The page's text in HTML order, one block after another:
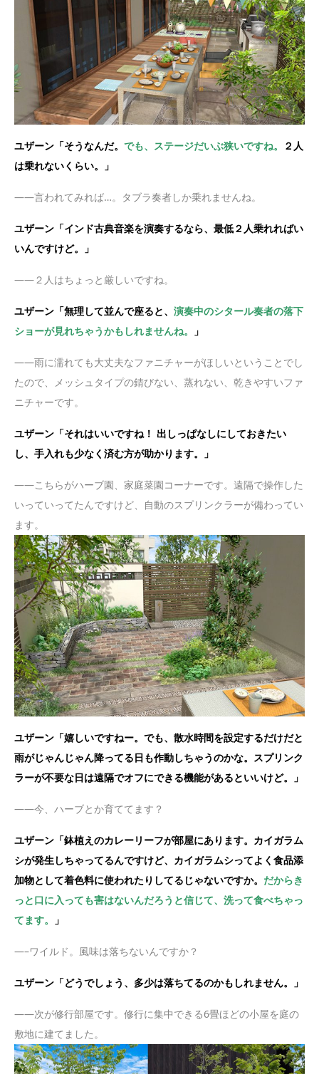
ユザーン「そうなんだ。 でも、ステージだいぶ狭いですね。
２人
は乗れないくらい。」
——言われてみれば…。タブラ奏者しか乗れませんね。
ユザーン「インド古典音楽を演奏するなら、最低２人乗れればい
いんですけど。」
——２人はちょっと厳しいですね。
ユザーン「無理して並んで座ると、 演奏中のシタール奏者の落下
ショーが見れちゃうかもしれませんね。
」
——雨に濡れても大丈夫なファニチャーがほしいということでし
たので、メッシュタイプの錆びない、蒸れない、乾きやすいファ
ニチャーです。
ユザーン「それはいいですね！ 出しっぱなしにしておきたい
し、手入れも少なく済む方が助かります。」
——こちらがハーブ園、家庭菜園コーナーです。遠隔で操作した
いっていってたんですけど、自動のスプリンクラーが備わってい
ます。
ユザーン「嬉しいですねー。でも、散水時間を設定するだけだと
雨がじゃんじゃん降ってる日も作動しちゃうのかな。スプリンク
ラーが不要な日は遠隔でオフにできる機能があるといいけど。」
——今、ハーブとか育ててます？
ユザーン「鉢植えのカレーリーフが部屋にあります。カイガラム
シが発生しちゃってるんですけど、カイガラムシってよく食品添
加物として着色料に使われたりしてるじゃないですか。 だからき
っと口に入っても害はないんだろうと信じて、洗って食べちゃっ
てます。
」
—–ワイルド。風味は落ちないんですか？
ユザーン「どうでしょう、多少は落ちてるのかもしれません。」
——次が修行部屋です。修行に集中できる6畳ほどの小屋を庭の
敷地に建てました。